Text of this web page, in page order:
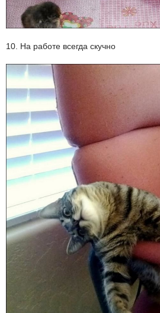
10. На работе всегда скучно